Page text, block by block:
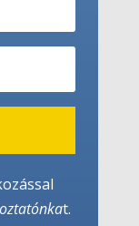
nkat.